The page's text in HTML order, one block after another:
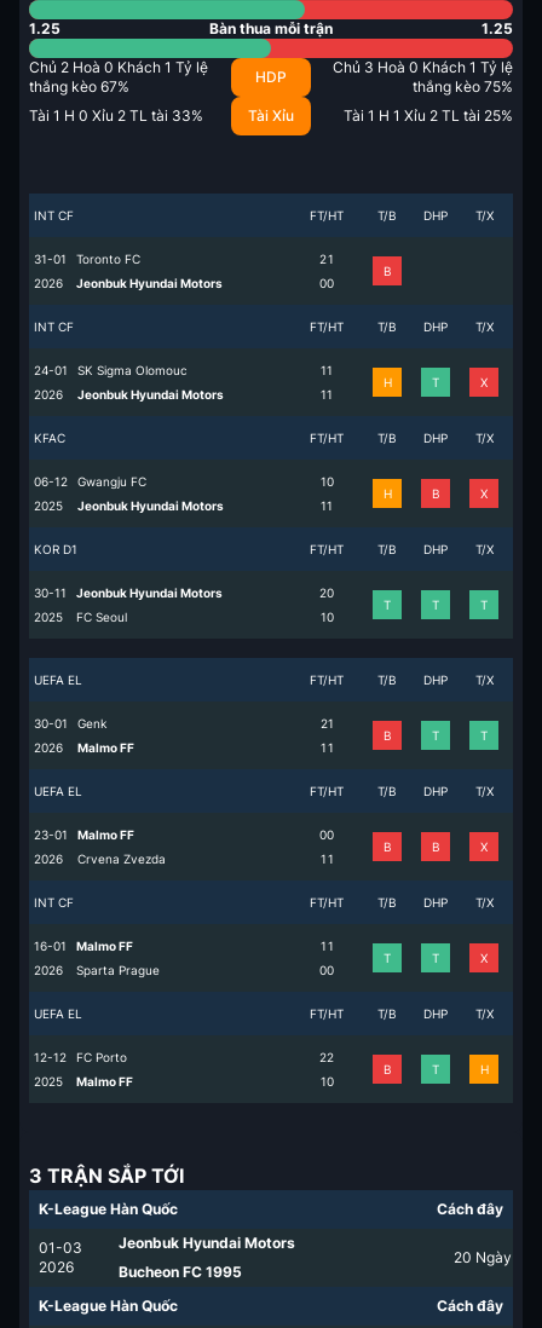
1.25 Bàn thua mỗi trận 1.25
Chủ 2 Hoà 0 Khách 1 Tỷ lệ
thắng kèo 67%
HDP
Chủ 3 Hoà 0 Khách 1 Tỷ lệ
thắng kèo 75%
Tài 1 H 0 Xỉu 2 TL tài 33% Tài Xỉu Tài 1 H 1 Xỉu 2 TL tài 25%
INT CF FT/HT T/B DHP T/X
31-01
2026
Toronto FC
Jeonbuk Hyundai Motors
2
0
1
0
B
INT CF FT/HT T/B DHP T/X
24-01
2026
SK Sigma Olomouc
Jeonbuk Hyundai Motors
1
1
1
1
H T X
KFAC FT/HT T/B DHP T/X
06-12
2025
Gwangju FC
Jeonbuk Hyundai Motors
1
1
0
1
H B X
KOR D1 FT/HT T/B DHP T/X
30-11
2025
Jeonbuk Hyundai Motors
FC Seoul
2
1
0
0
T T T
UEFA EL FT/HT T/B DHP T/X
30-01
2026
Genk
Malmo FF
2
1
1
1
B T T
UEFA EL FT/HT T/B DHP T/X
23-01
2026
Malmo FF
Crvena Zvezda
0
1
0
1
B B X
INT CF FT/HT T/B DHP T/X
16-01
2026
Malmo FF
Sparta Prague
1
0
1
0
T T X
UEFA EL FT/HT T/B DHP T/X
12-12
2025
FC Porto
Malmo FF
2
1
2
0
B T H
3 TRẬN SẮP TỚI
K-League Hàn Quốc Cách đây
01-03
2026
Jeonbuk Hyundai Motors
Bucheon FC 1995
20 Ngày
K-League Hàn Quốc Cách đây